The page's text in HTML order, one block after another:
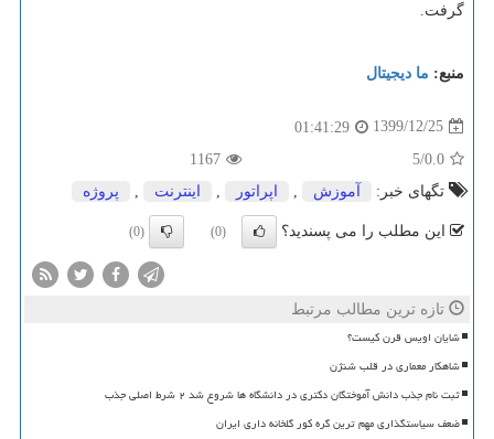
گرفت.
منبع: ما دیجیتال
1399/12/25
01:41:29
0.0
/5
1167
تگهای خبر:
آموزش اپراتور اینترنت پروژه
این مطلب را می پسندید؟ (0)
(0)
تازه ترین مطالب مرتبط
شایان اویس قرن کیست؟
شاهکار معماری در قلب شنژن
ثبت نام جذب دانش آموختگان دکتری در دانشگاه ها شروع شد ۲ شرط اصلی جذب
ضعف سیاستگذاری مهم ترین گره کور گلخانه داری ایران